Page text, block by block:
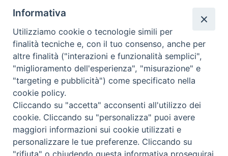
Pubblicata la graduatoria
definitiva
Vai alla sezione del sito (clicca qui)
« Pagina precedente Pagina successiva »
Informativa
Utilizziamo cookie o tecnologie simili per
finalità tecniche e, con il tuo consenso, anche per
altre finalità ("interazioni e funzionalità semplici",
"miglioramento dell'esperienza", "misurazione" e
"targeting e pubblicità") come specificato nella
cookie policy.
Cliccando su "accetta" acconsenti all'utilizzo dei
cookie. Cliccando su "personalizza" puoi avere
maggiori informazioni sui cookie utilizzati e
personalizzare le tue preferenze. Cliccando su